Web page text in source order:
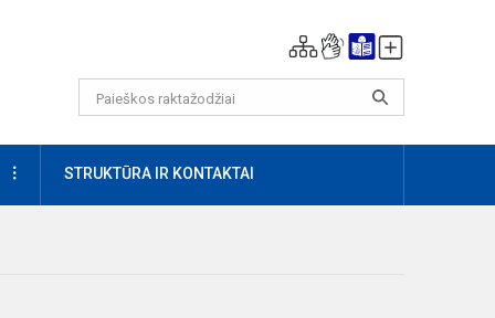
DAUGIAUSTRUKTŪRA IR KONTAKTAI